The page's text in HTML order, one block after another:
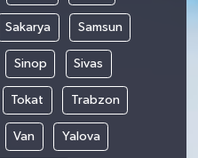
Sakarya Samsun
Sinop Sivas
Tokat Trabzon
Van Yalova